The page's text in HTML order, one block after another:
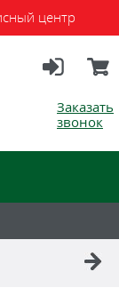
центр
Заказать
звонок